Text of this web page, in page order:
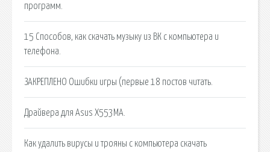
программ.
15 Способов, как скачать музыку из ВК с компьютера и
телефона.
ЗАКРЕПЛЕНО Ошибки игры (первые 18 постов читать.
Драйвера для Asus X553MA.
Как удалить вирусы и трояны с компьютера скачать